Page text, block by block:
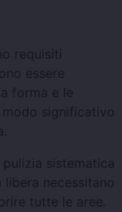
requisiti
essere
forma e le
significativo
sistematica
necessitano
tutte le aree.